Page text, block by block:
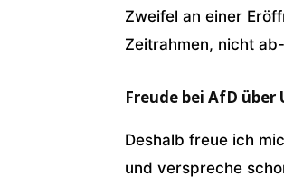
Zweifel an einer
Zeitrahmen, nicht
Freude bei AfD
Deshalb freue ich
und verspreche